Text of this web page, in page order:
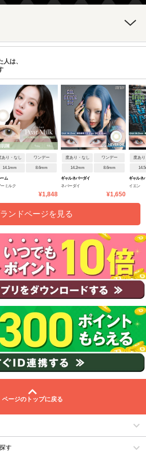
は、
あり・なし ワンデー
14.1mm 8.6mm
ム
ミルク
¥1,848
度あり・なし ワンデー
14.2mm 8.6mm
ギャルネバーダイ
ネバーダイ
¥1,650
度あ
ギャルネ
イエン
ンドページを見る
ページのトップに戻る
す